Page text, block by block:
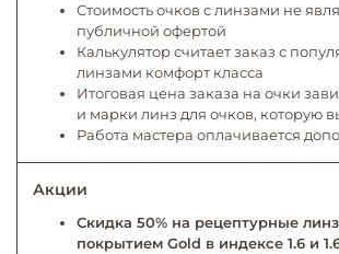
Стоимость очков с линзами не
публичной офертой
Калькулятор считает заказ с
линзами комфорт класса
Итоговая цена заказа на очки
и марки линз для очков, которую
Работа мастера оплачивается
Акции
Скидка 50% на рецептурные
покрытием Gold в индексе 1.6 и